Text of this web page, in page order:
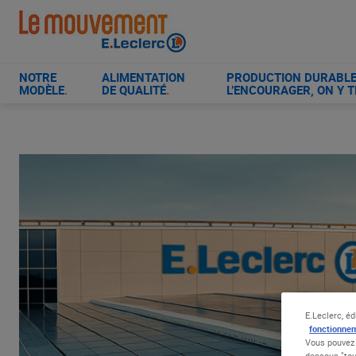
Aller
contenu
NOTRE
MODÈLE.
ALIMENTATION
DE QUALITÉ.
PRODUCTION
L’ENCOURAGER, ON Y
E.Leclerc,
Vous